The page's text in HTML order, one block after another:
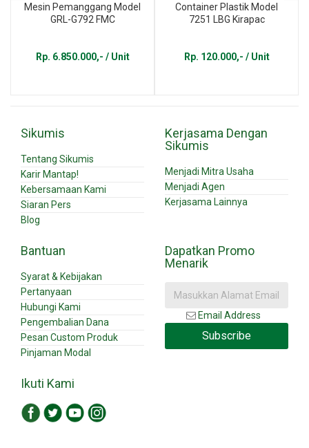
Mesin Pemanggang Model
GRL-G792 FMC
Rp. 6.850.000,- / Unit
Container Plastik Model
7251 LBG Kirapac
Rp. 120.000,- / Unit
Sikumis
Tentang Sikumis
Karir Mantap!
Kebersamaan Kami
Siaran Pers
Blog
Kerjasama Dengan
Sikumis
Menjadi Mitra Usaha
Menjadi Agen
Kerjasama Lainnya
Bantuan
Syarat & Kebijakan
Pertanyaan
Hubungi Kami
Pengembalian Dana
Pesan Custom Produk
Pinjaman Modal
Dapatkan Promo
Menarik
Email Address
Subscribe
Ikuti Kami